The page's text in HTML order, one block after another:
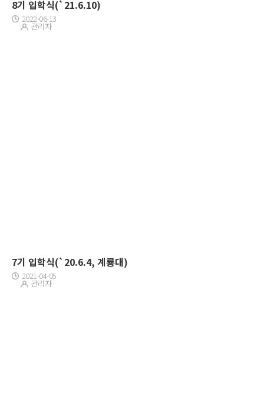
8기 입학식(`21.6.10)
2022-06-13
관리자
7기 입학식(`20.6.4, 계룡대)
2021-04-05
관리자